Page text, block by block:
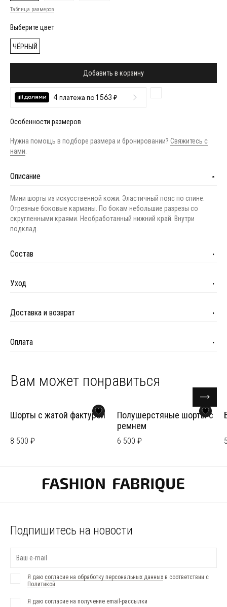
Таблица размеров
Выберите цвет
ЧЁРНЫЙ
Добавить в корзину
4 платежа по 1 563 ₽
Особенности размеров
Нужна помощь в подборе размера и бронировании? Свяжитесь с
нами
Описание
Мини шорты из искусственной кожи. Эластичный пояс по спине.
Отрезные боковые карманы. По бокам небольшие разрезы со
скругленными краями. Необработанный нижний край. Внутри
подклад.
Состав
Уход
Доставка и возврат
Оплата
Вам может понравиться
Шорты с жатой фактурой
8 500 ₽
Полушерстяные шорты с
ремнем
6 500 ₽
Подпишитесь на новости
Я даю согласие на обработку персональных данных в соответствии с
Политикой
Я даю согласие на получение email-рассылки